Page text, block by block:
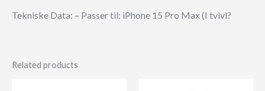
Tekniske Data: – Passer til: iPhone 15 Pro Max (I tvivl?
Related products